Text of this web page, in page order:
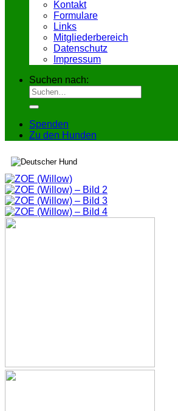
Kontakt
Formulare
Links
Mitgliederbereich
Datenschutz
Impressum
Suchen nach:
Spenden
Zu den Hunden